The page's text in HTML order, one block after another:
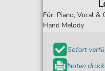
Für: Piano, Vocal &
Hand Melody
Sofort
Noten